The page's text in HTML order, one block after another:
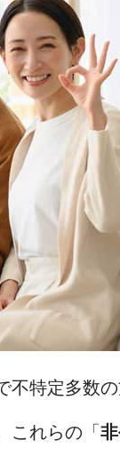
特定多数
これらの「